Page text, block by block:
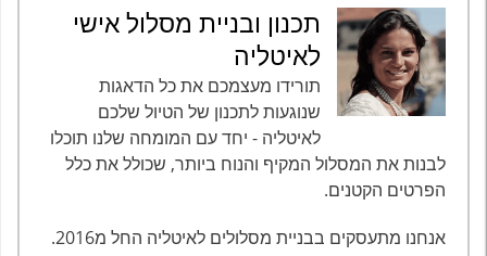
תכנון ובניית מסלול אישי
לאיטליה
תורידו מעצמכם את כל הדאגות
שנוגעות לתכנון של הטיול שלכם
לאיטליה - יחד עם המומחה שלנו תוכלו
לבנות את המסלול המקיף והנוח ביותר, שכולל את כלל
הפרטים הקטנים.
אנחנו מתעסקים בבניית מסלולים לאיטליה החל מ2016.